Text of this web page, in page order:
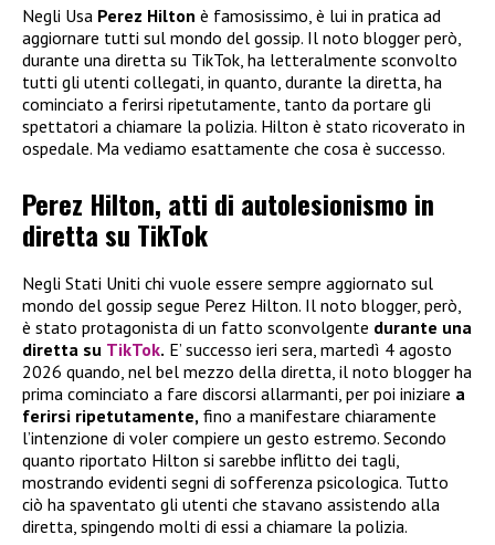
Negli Usa Perez Hilton è famosissimo, è lui in pratica ad
aggiornare tutti sul mondo del gossip. Il noto blogger però,
durante una diretta su TikTok, ha letteralmente sconvolto
tutti gli utenti collegati, in quanto, durante la diretta, ha
cominciato a ferirsi ripetutamente, tanto da portare gli
spettatori a chiamare la polizia. Hilton è stato ricoverato in
ospedale. Ma vediamo esattamente che cosa è successo.
Perez Hilton, atti di autolesionismo in
diretta su TikTok
Negli Stati Uniti chi vuole essere sempre aggiornato sul
mondo del gossip segue Perez Hilton. Il noto blogger, però,
è stato protagonista di un fatto sconvolgente durante una
diretta su TikTok. E’ successo ieri sera, martedì 4 agosto
2026 quando, nel bel mezzo della diretta, il noto blogger ha
prima cominciato a fare discorsi allarmanti, per poi iniziare a
ferirsi ripetutamente, fino a manifestare chiaramente
l’intenzione di voler compiere un gesto estremo. Secondo
quanto riportato Hilton si sarebbe inflitto dei tagli,
mostrando evidenti segni di sofferenza psicologica. Tutto
ciò ha spaventato gli utenti che stavano assistendo alla
diretta, spingendo molti di essi a chiamare la polizia.